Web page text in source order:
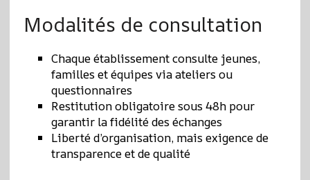
Modalités de consultation
Chaque établissement consulte jeunes,
familles et équipes via ateliers ou
questionnaires
Restitution obligatoire sous 48h pour
garantir la fidélité des échanges
Liberté d’organisation, mais exigence de
transparence et de qualité